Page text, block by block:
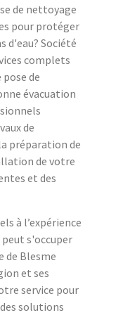
de nettoyage
pour protéger
Société
complets
de
évacuation
de
préparation de
de votre
et des
à l’expérience
s'occuper
de Blesme
et ses
service pour
solutions